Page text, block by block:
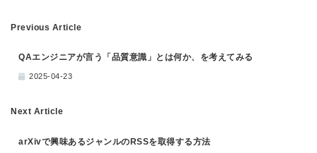
Previous Article
QAエンジニアが言う「品質意識」とは何か、を考えてみる
2025-04-23
Next Article
arXivで興味あるジャンルのRSSを取得する方法